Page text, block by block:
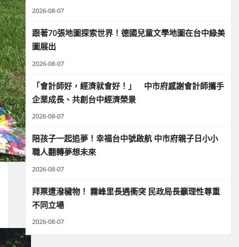
2026-08-07
跟著70張地圖探索世界！德國兒童文學地圖在台中綠美
圖展出
2026-08-07
「會計師好，經濟就會好！」 中市府感謝會計師攜手
企業成長、共創台中經濟榮景
2026-08-07
陪孩子一起追夢！幸福台中號啟航 中市府親子日小小
職人翻轉夢想未來
2026-08-07
拜票遭潑穢物！ 霧峰里長遇衝突 民政局長籲理性尊重
不同立場
2026-08-07